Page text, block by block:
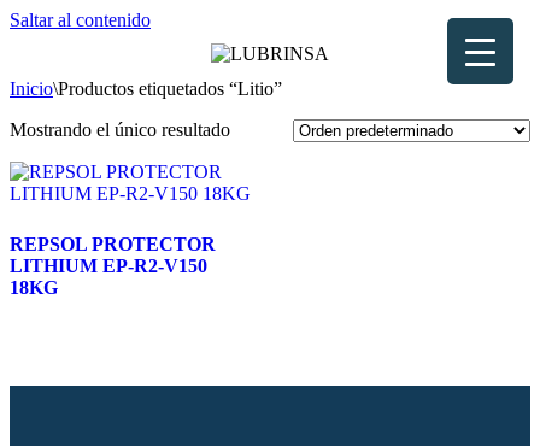
Saltar al contenido
Inicio\Productos etiquetados “Litio”
Mostrando el único resultado
REPSOL PROTECTOR
LITHIUM EP-R2-V150
18KG